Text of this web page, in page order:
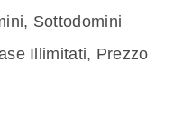
Sottodomini
Illimitati, Prezzo